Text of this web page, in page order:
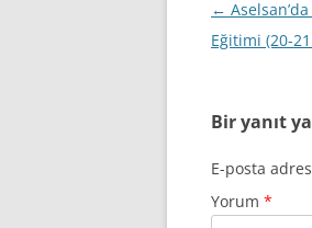
Yazı
dolaşımı
←
Eğitimi (20-
Bir yanıt
E-posta
Yorum *